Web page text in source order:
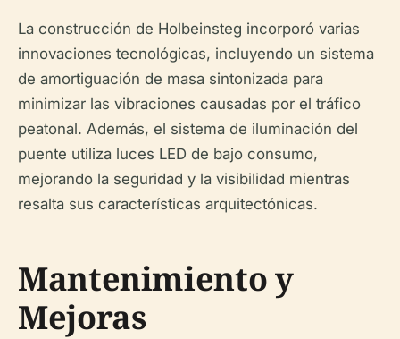
La construcción de Holbeinsteg incorporó varias
innovaciones tecnológicas, incluyendo un sistema
de amortiguación de masa sintonizada para
minimizar las vibraciones causadas por el tráfico
peatonal. Además, el sistema de iluminación del
puente utiliza luces LED de bajo consumo,
mejorando la seguridad y la visibilidad mientras
resalta sus características arquitectónicas.
Mantenimiento y
Mejoras